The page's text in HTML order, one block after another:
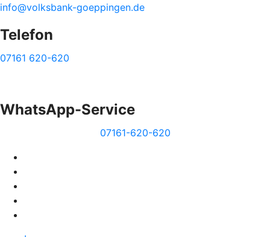
info@volksbank-goeppingen.de
Telefon
07161 620-620
WhatsApp-Service
07161-620-620